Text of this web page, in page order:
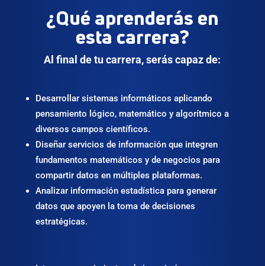
¿Qué aprenderás en
esta carrera?
Al final de tu carrera, serás capaz de:
Desarrollar sistemas informáticos aplicando
pensamiento lógico, matemático y algorítmico a
diversos campos científicos.
Diseñar servicios de información que integren
fundamentos matemáticos y de negocios para
compartir datos en múltiples plataformas.
Analizar información estadística para generar
datos que apoyen la toma de decisiones
estratégicas.